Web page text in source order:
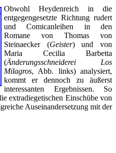
Obwohl Heydenreich in die
entgegengesetzte Richtung rudert
und Comicanleihen in den
Romane von Thomas von
Steinaecker (Geister) und von
Maria Cecilia Barbetta
(Änderungsschneiderei Los
Milagros, Abb. links) analysiert,
kommt er dennoch zu äußerst
interessanten Ergebnissen. So
extradiegetischen Einschübe von
Auseinandersetzung mit der